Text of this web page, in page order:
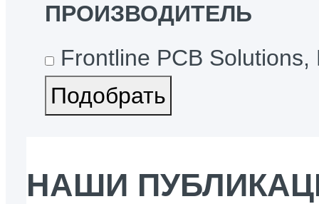
ПРОИЗВОДИТЕЛЬ
Frontline PCB Solutions,
НАШИ